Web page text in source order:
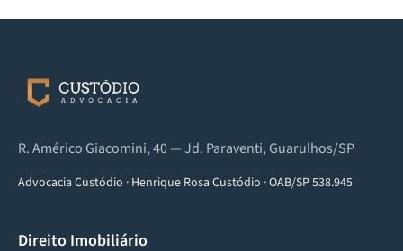
R. Américo Giacomini, 40 — Jd. Paraventi, Guarulhos/SP
Advocacia Custódio · Henrique Rosa Custódio ·OAB/SP 538.945
Direito Imobiliário